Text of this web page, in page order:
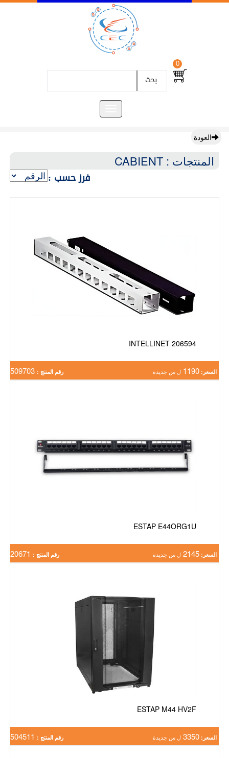
0
بحث
العودة
المنتجات : CABIENT
فرز حسب :
INTELLINET 206594
السعر: 1190 ل س جديدة رقم المنتج :
ESTAP E44ORG1U
السعر: 2145 ل س جديدة رقم المنتج :
ESTAP M44 HV2F
السعر: 3350 ل س جديدة رقم المنتج :